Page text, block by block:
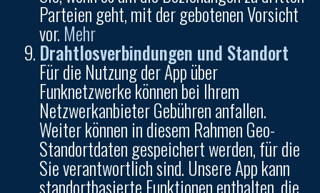
Parteien geht, mit der gebotenen Vorsicht
vor. Mehr
Drahtlosverbindungen und Standort
Für die Nutzung der App über
Funknetzwerke können bei Ihrem
Netzwerkanbieter Gebühren anfallen.
Weiter können in diesem Rahmen Geo-
Standortdaten gespeichert werden, für die
Sie verantwortlich sind. Unsere App kann
standortbasierte Funktionen enthalten, die